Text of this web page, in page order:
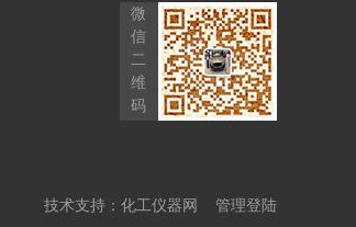
微
信
二
维
码
技术支持： 化工仪器网 管理登陆